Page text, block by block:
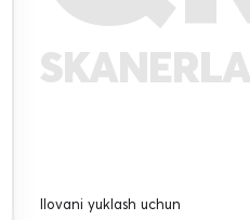
Ilovani yuklash uchun